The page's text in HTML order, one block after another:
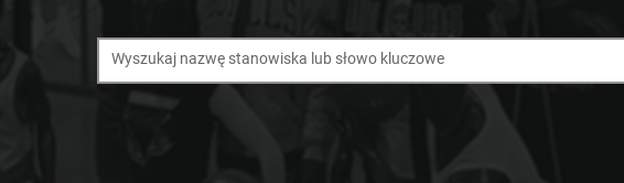
Wyszukaj nazwę stanowiska lub słowo kluczowe